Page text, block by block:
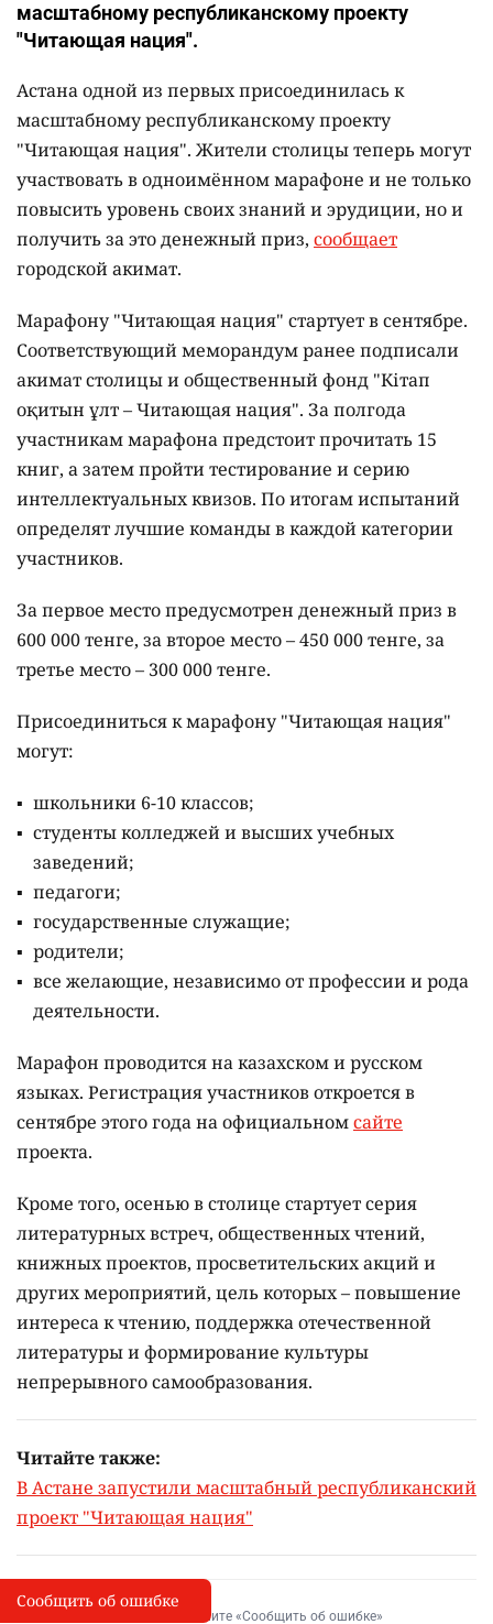
масштабному республиканскому проекту
"Читающая нация".
Астана одной из первых присоединилась к
масштабному республиканскому проекту
"Читающая нация". Жители столицы теперь могут
участвовать в одноимённом марафоне и не только
повысить уровень своих знаний и эрудиции, но и
получить за это денежный приз, сообщает
городской акимат.
Марафону "Читающая нация" стартует в сентябре.
Соответствующий меморандум ранее подписали
акимат столицы и общественный фонд "Кітап
оқитын ұлт – Читающая нация". За полгода
участникам марафона предстоит прочитать 15
книг, а затем пройти тестирование и серию
интеллектуальных квизов. По итогам испытаний
определят лучшие команды в каждой категории
участников.
За первое место предусмотрен денежный приз в
600 000 тенге, за второе место – 450 000 тенге, за
третье место – 300 000 тенге.
Присоединиться к марафону "Читающая нация"
могут:
школьники 6-10 классов;
студенты колледжей и высших учебных
заведений;
педагоги;
государственные служащие;
родители;
все желающие, независимо от профессии и рода
деятельности.
Марафон проводится на казахском и русском
языках. Регистрация участников откроется в
сентябре этого года на официальномсайте
проекта.
Кроме того, осенью в столице стартует серия
литературных встреч, общественных чтений,
книжных проектов, просветительских акций и
других мероприятий, цель которых –повышение
интереса к чтению, поддержка отечественной
литературы и формирование культуры
непрерывного самообразования.
Читайте также:
В Астане запустили масштабный республиканский
проект "Читающая нация"
I
Сообщить об опечатке
Выделите фрагмент и нажмите «Сообщить об ошибке»
Сообщить об ошибке